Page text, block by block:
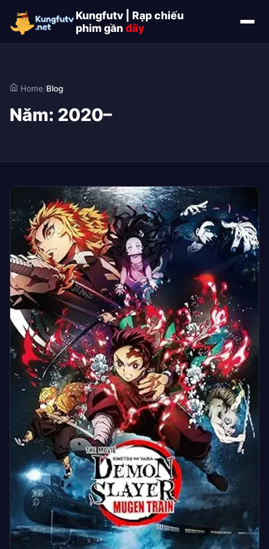
Kungfutv | Rạp chiếu
phim gầnđây
Home/Blog
Năm: 2020–